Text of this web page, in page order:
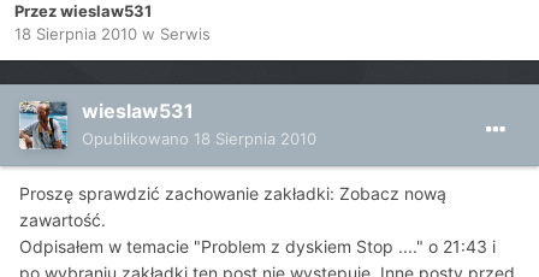
Przezwieslaw531
18 Sierpnia 2010 w Serwis
wieslaw531
Opublikowano 18 Sierpnia 2010
Proszę sprawdzić zachowanie zakładki: Zobacz nową
zawartość.
Odpisałem w temacie "Problem z dyskiem Stop ...." o 21:43 i